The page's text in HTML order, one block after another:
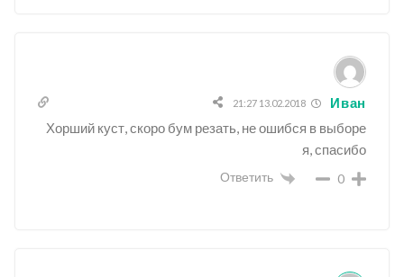
Иван
Хорший куст, скоро бум резать, не ошибся в выборе
я, спасибо
0
Ответить